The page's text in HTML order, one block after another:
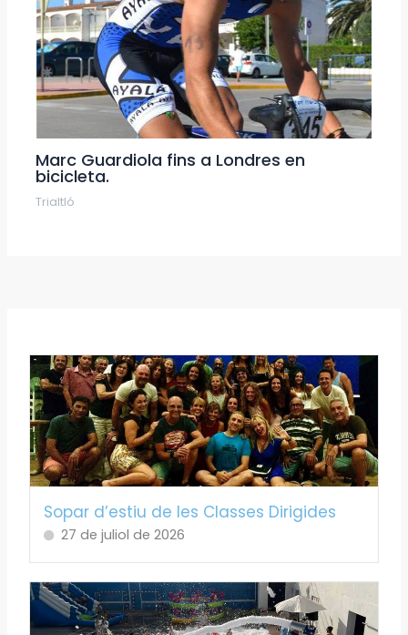
Marc Guardiola fins a Londres en
bicicleta.
Trialtló
Sopar d’estiu de les Classes Dirigides
27 de juliol de 2026